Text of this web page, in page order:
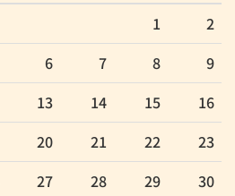
1
2
6 7 8
9
13 14 15
16
20 21 22
23
27 28 29
30